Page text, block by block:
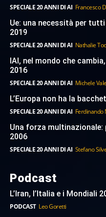
SPECIALE 20 ANNI DI AI Francesco
Ue: una necessità per
2019
SPECIALE 20 ANNI DI AI Nathalie
IAI, nel mondo che
2016
SPECIALE 20 ANNI DI AI Michele
L’Europa non ha la
SPECIALE 20 ANNI DI AI Ferdinando
Una forza
2006
SPECIALE 20 ANNI DI AI Stefano
Podcast
L’Iran, l’Italia e i Mondiali
PODCAST Leo Goretti